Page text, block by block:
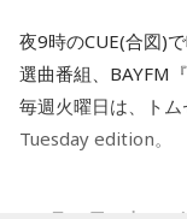
ご協力で犠牲とな
調査も40年以上に
その甲斐あって、一
の方が即死とみら
付されたといいます
「実は列車銃撃の
夜9時のCUE(合図)
選曲番組、BAYFM
毎週火曜日は、トム
Tuesday edition。